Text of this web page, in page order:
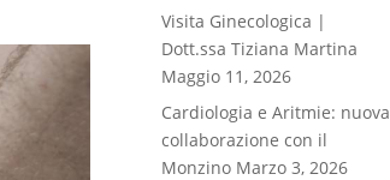
Visita Ginecologica |
Dott.ssa Tiziana Martina
Maggio 11, 2026
Cardiologia e Aritmie: nuova
collaborazione con il
Monzino Marzo 3, 2026